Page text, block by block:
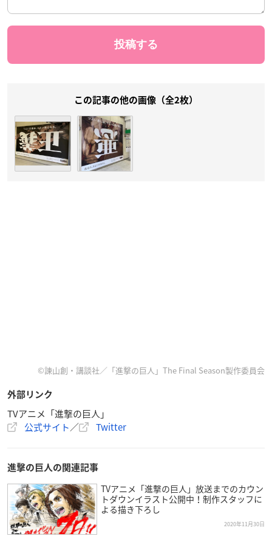
この記事の他の画像（全2枚）
©諫山創・講談社／「進撃の巨人」The Final Season製作委員会
外部リンク
TVアニメ「進撃の巨人」
公式サイト／ Twitter
進撃の巨人の関連記事
TVアニメ「進撃の巨人」放送までのカウン
トダウンイラスト公開中！制作スタッフに
よる描き下ろし
2020年11月30日